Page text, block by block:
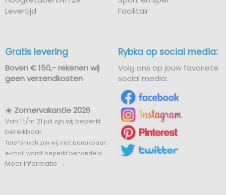
Facilitair
Levertijd
Gratis levering
Boven € 150,- rekenen wij
geen verzendkosten
☀️ Zomervakantie 2026
Van 1 t/m 21 juli zijn wij beperkt
bereikbaar.
Telefonisch zijn wij niet bereikbaar;
e-mail wordt beperkt behandeld.
Meer informatie →
Rybka op social media:
Volg ons op jouw favoriete
social media: